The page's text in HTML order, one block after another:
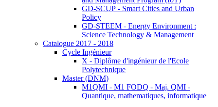
GD-SCUP - Smart Cities and Urban
Policy
GD-STEEM - Energy Environment :
Science Technology & Management
Catalogue 2017 - 2018
Cycle Ingénieur
X - Diplôme d'ingénieur de l'Ecole
Polytechnique
Master (DNM)
M1QMI - M1 FODQ - Maj. QMI -
Quantique, mathematiques, informatique